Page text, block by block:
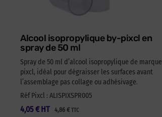
Alcool isopropylique by-pixcl en
spray de 50 ml
Spray de 50 ml d’alcool isopropylique de marque
pixcl, idéal pour dégraisser les surfaces avant
l’assemblage pas collage ou adhésivage.
Réf Pixcl : ALISPIXSPR005
4,05 € 4,86 € TTC
HT